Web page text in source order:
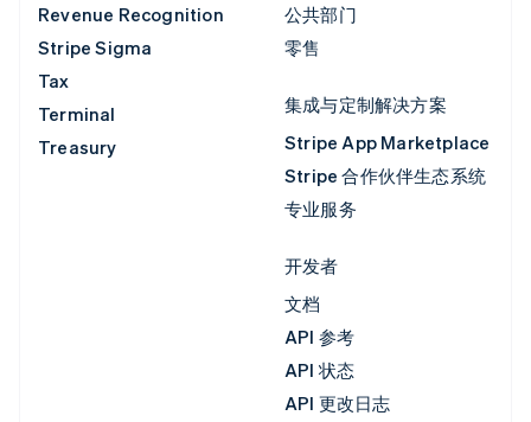
Revenue Recognition
Stripe Sigma
Tax
Terminal
Treasury
公共部门
零售
集成与定制解决方案
Stripe App Marketplace
Stripe 合作伙伴生态系统
专业服务
开发者
文档
API 参考
API 状态
API 更改日志